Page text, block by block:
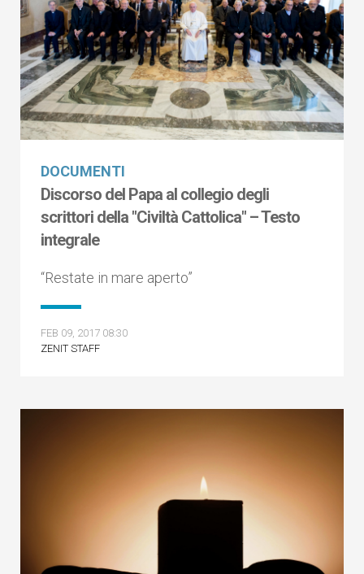
DOCUMENTI
Discorso del Papa al collegio degli
scrittori della "Civiltà Cattolica" – Testo
integrale
“Restate in mare aperto”
FEB 09, 2017 08:30
ZENIT STAFF